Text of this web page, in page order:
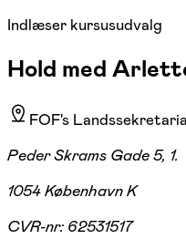
Indlæser kursusudvalg
Hold med
FOF's
Peder Skrams Gade 5, 1.
1054 København K
CVR-nr: 62531517